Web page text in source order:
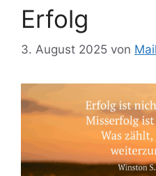
Erfolg
3. August 2025 von